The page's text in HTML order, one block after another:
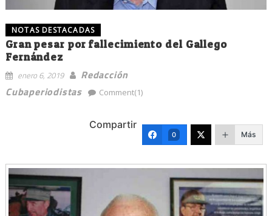
NOTAS DESTACADAS
Gran pesar por fallecimiento del Gallego
Fernández
enero 6, 2019
Redacción
Cubaperiodistas
Comment(1)
Compartir
0 Más